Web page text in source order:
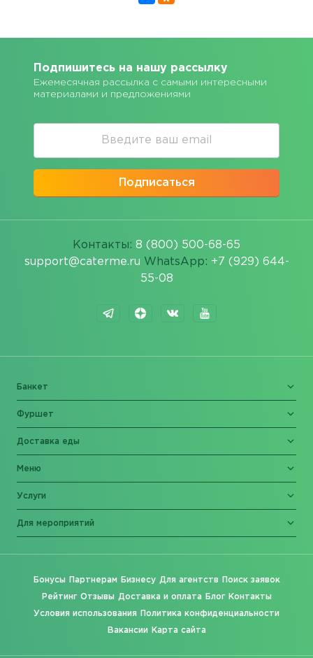
Подпишитесь на нашу рассылку
Ежемесячная рассылка с самыми интересными
материалами и предложениями
Подписаться
Контакты: 8 (800) 500-68-65
support@caterme.ru WhatsApp: +7 (929) 644-
55-08
Банкет
Фуршет
Доставка еды
Меню
Услуги
Для мероприятий
Бонусы Партнерам Бизнесу Для агентств Поиск заявок
Рейтинг Отзывы Доставка и оплата Блог Контакты
Условия использования Политика конфиденциальности
Вакансии Карта сайта